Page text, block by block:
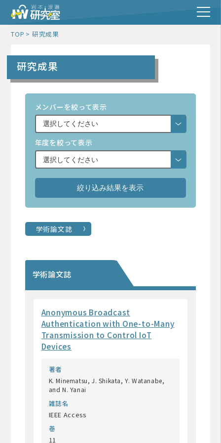
TOP 研究成果
研究成果
メンバーを絞って表示
年度を絞って表示
学術論文誌
学術論文誌
Anonymous Broadcast
Authentication with One-to-Many
Transmission to Control IoT
Devices
著者
K. Minematsu, J. Shikata, Y. Watanabe,
and N. Yanai
雑誌名
IEEE Access
巻
11